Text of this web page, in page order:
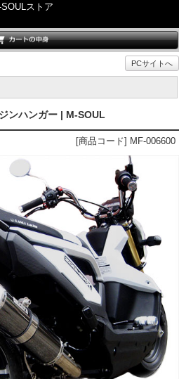
SOULストア
PCサイトへ
ンハンガー | M-SOUL
[商品コード] MF-006600